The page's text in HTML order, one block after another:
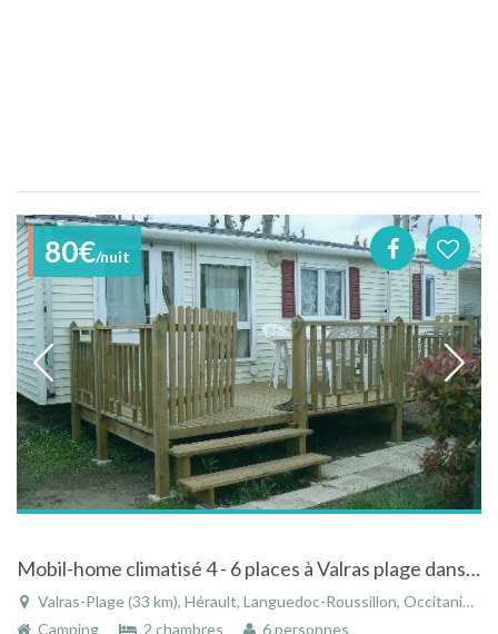
80€/nuit
Mobil-home climatisé 4 - 6 places à Valras plage dans le Languedoc-Roussillon
Valras-Plage (33 km), Hérault, Languedoc-Roussillon, Occitanie, France
Camping
2 chambres 6 personnes